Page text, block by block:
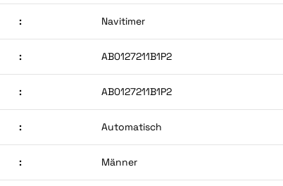
: Navitimer
: AB0127211B1P2
: AB0127211B1P2
: Automatisch
: Männer